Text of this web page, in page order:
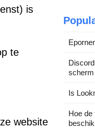
is
te
website
scherm
Is
Hoe de